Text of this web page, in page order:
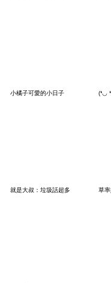
小橘子可愛的小日子
就是大叔：垃圾話超多